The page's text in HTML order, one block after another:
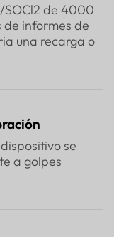
de 4000
de informes de
una recarga o
se
a golpes